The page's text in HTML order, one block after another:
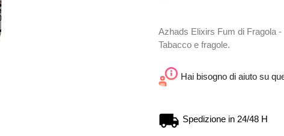
Azhads Elixirs Fum di Fragola
Tabacco e fragole.
Hai bisogno di aiuto su
Spedizione in 24/48 H